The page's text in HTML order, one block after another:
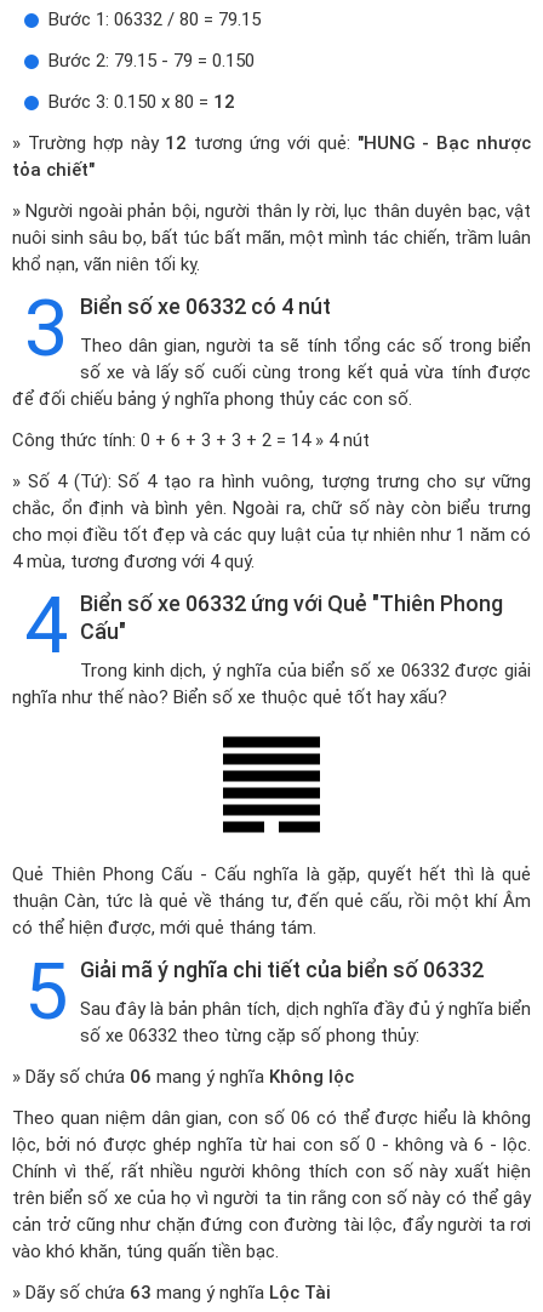
Bước 1: 06332 / 80 = 79.15
Bước 2: 79.15 - 79 = 0.150
Bước 3: 0.150 x 80 = 12
» Trường hợp này 12 tương ứng với quẻ: "HUNG - Bạc nhược
tỏa chiết"
» Người ngoài phản bội, người thân ly rời, lục thân duyên bạc, vật
nuôi sinh sâu bọ, bất túc bất mãn, một mình tác chiến, trầm luân
khổ nạn, vãn niên tối kỵ.
3 Biển số xe 06332 có 4 nút
Theo dân gian, người ta sẽ tính tổng các số trong biển
số xe và lấy số cuối cùng trong kết quả vừa tính được
để đối chiếu bảng ý nghĩa phong thủy các con số.
Công thức tính: 0 + 6 + 3 + 3 + 2 = 14 » 4 nút
» Số 4 (Tứ): Số 4 tạo ra hình vuông, tượng trưng cho sự vững
chắc, ổn định và bình yên. Ngoài ra, chữ số này còn biểu trưng
cho mọi điều tốt đẹp và các quy luật của tự nhiên như 1 năm có
4 mùa, tương đương với 4 quý.
4 Biển số xe 06332 ứng với Quẻ "Thiên Phong
Cấu"
Trong kinh dịch, ý nghĩa của biển số xe 06332 được giải
nghĩa như thế nào? Biển số xe thuộc quẻ tốt hay xấu?
Quẻ Thiên Phong Cấu - Cấu nghĩa là gặp, quyết hết thì là quẻ
thuận Càn, tức là quẻ về tháng tư, đến quẻ cấu, rồi một khí Âm
có thể hiện được, mới quẻ tháng tám.
5 Giải mã ý nghĩa chi tiết của biển số 06332
Sau đây là bản phân tích, dịch nghĩa đầy đủ ý nghĩa biển
số xe 06332 theo từng cặp số phong thủy:
» Dãy số chứa 06 mang ý nghĩa Không lộc
Theo quan niệm dân gian, con số 06 có thể được hiểu là không
lộc, bởi nó được ghép nghĩa từ hai con số 0 - không và 6 - lộc.
Chính vì thế, rất nhiều người không thích con số này xuất hiện
trên biển số xe của họ vì người ta tin rằng con số này có thể gây
cản trở cũng như chặn đứng con đường tài lộc, đẩy người ta rơi
vào khó khăn, túng quấn tiền bạc.
» Dãy số chứa 63 mang ý nghĩa Lộc Tài